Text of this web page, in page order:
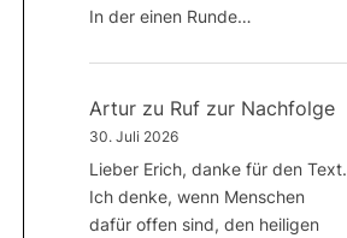
In der einen Runde…
Arturzu Ruf zur Nachfolge
30. Juli 2026
Lieber Erich, danke für den Text.
Ich denke, wenn Menschen
dafür offen sind, den heiligen